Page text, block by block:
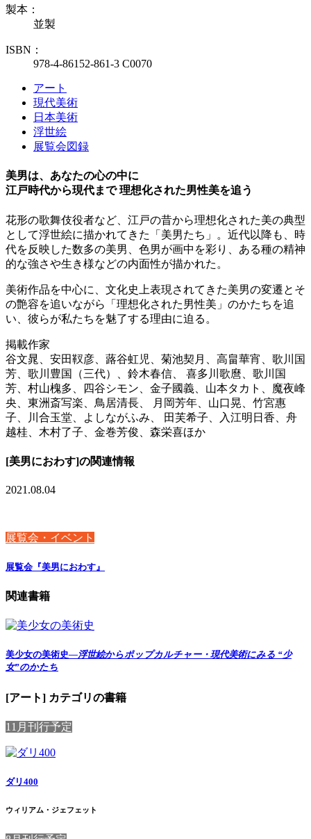
製本：
並製
ISBN：
978-4-86152-861-3 C0070
アート
現代美術
日本美術
浮世絵
展覧会図録
美男は、あなたの心の中に
江戸時代から現代まで 理想化された男性美を追う
花形の歌舞伎役者など、江戸の昔から理想化された美の典型
として浮世絵に描かれてきた「美男たち」。近代以降も、時
代を反映した数多の美男、色男が画中を彩り、ある種の精神
的な強さや生き様などの内面性が描かれた。
美術作品を中心に、文化史上表現されてきた美男の変遷とそ
の艶容を追いながら「理想化された男性美」のかたちを追
い、彼らが私たちを魅了する理由に迫る。
掲載作家
谷文晁、安田靫彦、蕗谷虹児、菊池契月、高畠華宵、歌川国
芳、歌川豊国（三代）、鈴木春信、 喜多川歌麿、歌川国
芳、村山槐多、四谷シモン、金子國義、山本タカト、魔夜峰
央、東洲斎写楽、鳥居清長、 月岡芳年、山口晃、竹宮惠
子、川合玉堂、よしながふみ、 田芙希子、入江明日香、舟
越桂、木村了子、金巻芳俊、森栄喜ほか
[美男におわす]の関連情報
2021.08.04
展覧会・イベント
展覧会『美男におわす』
関連書籍
美少女の美術史―浮世絵からポップカルチャー・現代美術にみる “少
女”のかたち
[アート] カテゴリの書籍
11月刊行予定
ダリ400
ウィリアム・ジェフェット